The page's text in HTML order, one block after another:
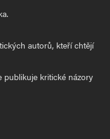
autorů, kteří chtějí
publikuje kritické názory